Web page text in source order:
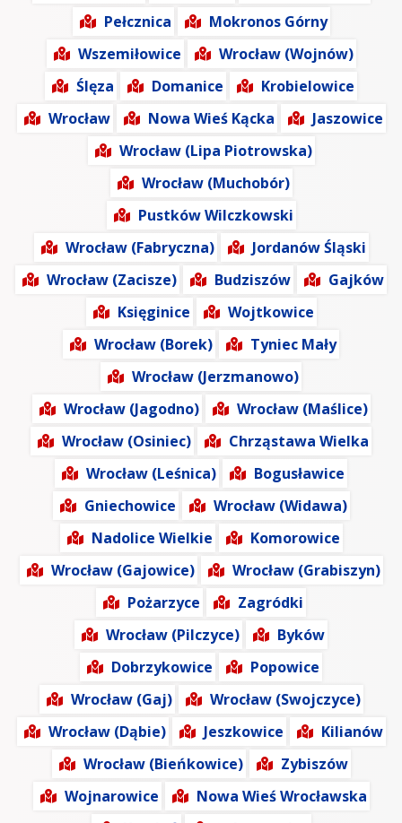
Pełcznica
Mokronos Górny
Wszemiłowice
Wrocław (Wojnów)
Ślęza
Domanice
Krobielowice
Wrocław
Nowa Wieś Kącka
Jaszowice
Wrocław (Lipa Piotrowska)
Wrocław (Muchobór)
Pustków Wilczkowski
Wrocław (Fabryczna)
Jordanów Śląski
Wrocław (Zacisze)
Budziszów
Gajków
Księginice
Wojtkowice
Wrocław (Borek)
Tyniec Mały
Wrocław (Jerzmanowo)
Wrocław (Jagodno)
Wrocław (Maślice)
Wrocław (Osiniec)
Chrząstawa Wielka
Wrocław (Leśnica)
Bogusławice
Gniechowice
Wrocław (Widawa)
Nadolice Wielkie
Komorowice
Wrocław (Gajowice)
Wrocław (Grabiszyn)
Pożarzyce
Zagródki
Wrocław (Pilczyce)
Byków
Dobrzykowice
Popowice
Wrocław (Gaj)
Wrocław (Swojczyce)
Wrocław (Dąbie)
Jeszkowice
Kilianów
Wrocław (Bieńkowice)
Zybiszów
Wojnarowice
Nowa Wieś Wrocławska